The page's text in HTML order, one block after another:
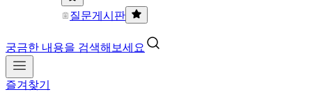
질문게시판
궁금한 내용을 검색해보세요
즐겨찾기